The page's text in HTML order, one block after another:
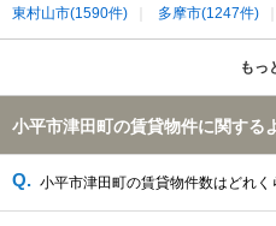
東村山市(1590件)
多摩市(1247件)
朝霞市(1196件)
新座市(1108件)
もっ
小平市津田町の賃貸物件に関する
小平市津田町の賃貸物件数はどれく